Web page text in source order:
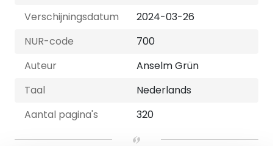
Verschijningsdatum
2024-03-26
NUR-code
700
Auteur
Anselm Grün
Taal
Nederlands
Aantal pagina's
320